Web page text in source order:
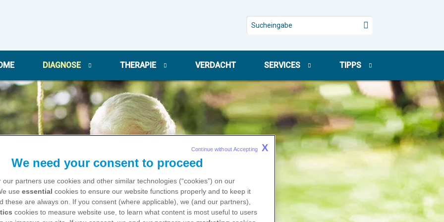
DIAGNOSE THERAPIE VERDACHT SERVICES TIPPS
We need your consent to proceed
our partners use cookies and other similar technologies (“cookies”) on our
use essential cookies to ensure our website functions properly and to keep it
these are always on. If you consent (where applicable), we (and our partners),
cookies to measure website use, to learn what content is most useful to users
Continue without Accepting X